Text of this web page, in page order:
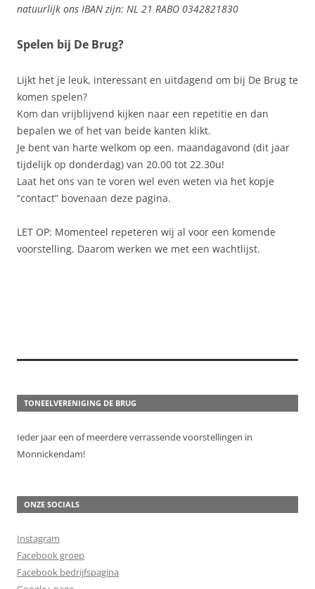
natuurlijk ons IBAN zijn: NL 21 RABO 0342821830
Spelen bij De Brug?
Lijkt het je leuk, interessant en uitdagend om bij De Brug te
komen spelen?
Kom dan vrijblijvend kijken naar een repetitie en dan
bepalen we of het van beide kanten klikt.
Je bent van harte welkom op een. maandagavond (dit jaar
tijdelijk op donderdag) van 20.00 tot 22.30u!
Laat het ons van te voren wel even weten via het kopje
“contact” bovenaan deze pagina.
LET OP: Momenteel repeteren wij al voor een komende
voorstelling. Daarom werken we met een wachtlijst.
TONEELVERENIGING DE BRUG
Ieder jaar een of meerdere verrassende voorstellingen in
Monnickendam!
ONZE SOCIALS
Instagram
Facebook groep
Facebook bedrijfspagina